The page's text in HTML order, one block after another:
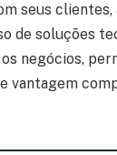
seus clientes,
de soluções
negócios,
vantagem